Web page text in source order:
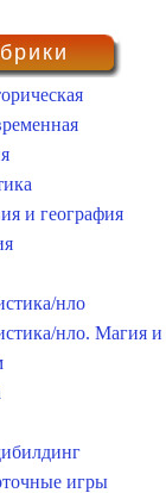
и география
нло
нло. Магия и
игры